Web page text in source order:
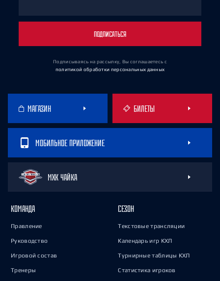
ПОДПИСАТЬСЯ
Подписываясь на рассылку, Вы соглашаетесь с
политикой обработки персональных данных
МАГАЗИН БИЛЕТЫ
МОБИЛЬНОЕ ПРИЛОЖЕНИЕ
МХК ЧАЙКА
КОМАНДА
Правление
Руководство
Игровой состав
Тренеры
СЕЗОН
Текстовые трансляции
Календарь игр КХЛ
Турнирные таблицы КХЛ
Статистика игроков